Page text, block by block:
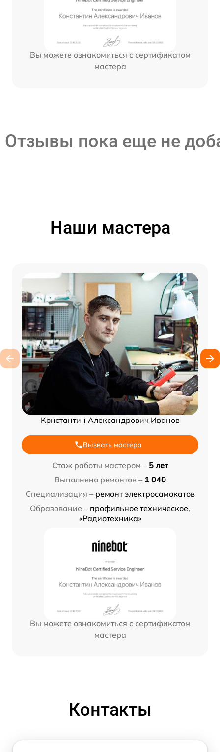
Вы можете ознакомиться с сертификатом
мастера
Отзывы пока еще не
Наши мастера
Константин Александрович Иванов
Вызвать мастера
Стаж работы мастером – 5 лет
Выполнено ремонтов – 1 040
Специализация – ремонт электросамокатов
Образование – профильное техническое,
«Радиотехника»
Вы можете ознакомиться с сертификатом
мастера
Контакты